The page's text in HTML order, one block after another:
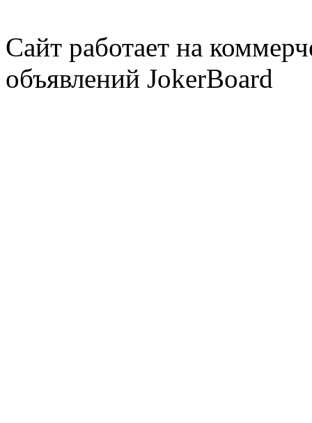
Сайт работает на
объявлений JokerBoard